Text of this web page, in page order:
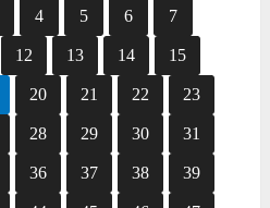
4 5 6 7
12 13 14 15
20 21 22 23
28 29 30 31
36 37 38 39